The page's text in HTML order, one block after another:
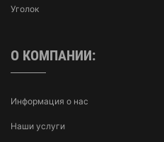
Уголок
О КОМПАНИИ:
Информация о нас
Наши услуги